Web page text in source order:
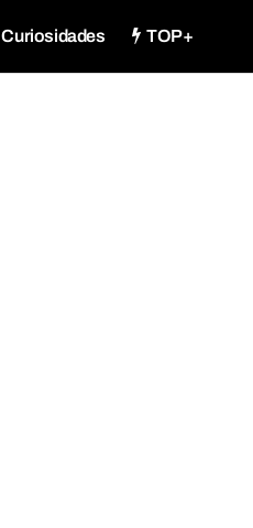
Curiosidades TOP+